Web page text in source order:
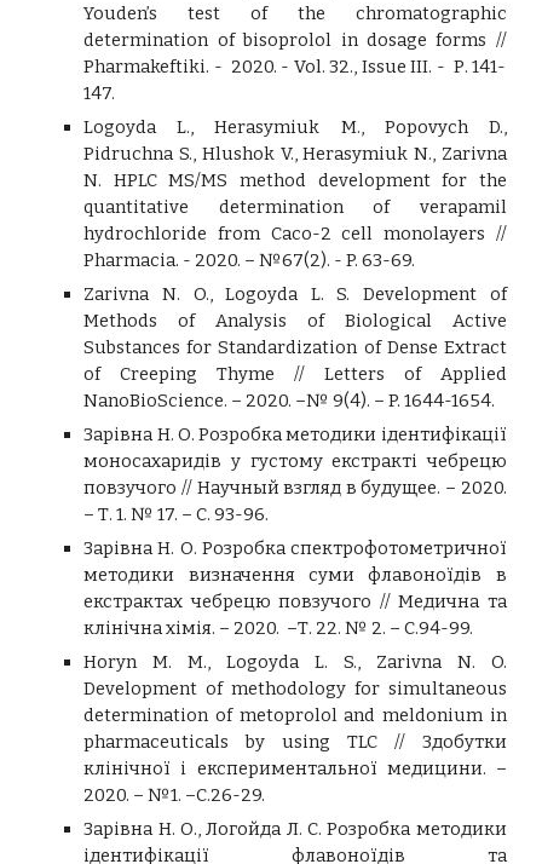
Youden’s test of the chromatographic
determination of bisoprolol in dosage forms //
Pharmakeftiki. - 2020. - Vol. 32., Issue III. - Р. 141-
147.
Logoyda L., Herasymiuk M., Popovych D.,
Pidruchna S., Hlushok V., Herasymiuk N., Zarivna
N. HPLC MS/MS method development for the
quantitative determination of verapamil
hydrochloride from Caco-2 cell monolayers //
Pharmacia. - 2020. – №67(2). - P. 63-69.
Zarivna N. O., Logoyda L. S. Development of
Methods of Analysis of Biological Active
Substances for Standardization of Dense Extract
of Creeping Thyme // Letters of Applied
NanoBioScience. – 2020. –№ 9(4). – P. 1644-1654.
Зарівна Н. О. Розробка методики ідентифікації
моносахаридів у густому екстракті чебрецю
повзучого // Научный взгляд в будущее. – 2020.
– Т. 1. № 17. – С. 93-96.
Зарівна Н. О. Розробка спектрофотометричної
методики визначення суми флавоноїдів в
екстрактах чебрецю повзучого // Медична та
клінічна хімія. – 2020. –Т. 22. № 2. – С.94-99.
Horyn M. M., Logoyda L. S., Zarivna N. O.
Development of methodology for simultaneous
determination of metoprolol and meldonium in
pharmaceuticals by using TLC // Здобутки
клінічної і експериментальної медицини. –
2020. – №1. –С.26-29.
Зарівна Н. О., Логойда Л. С. Розробка методики
ідентифікації флавоноїдів та